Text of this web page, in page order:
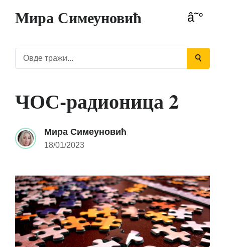
Мира Симеуновић
ЧОС-радионица 2
Мира Симеуновић
18/01/2023